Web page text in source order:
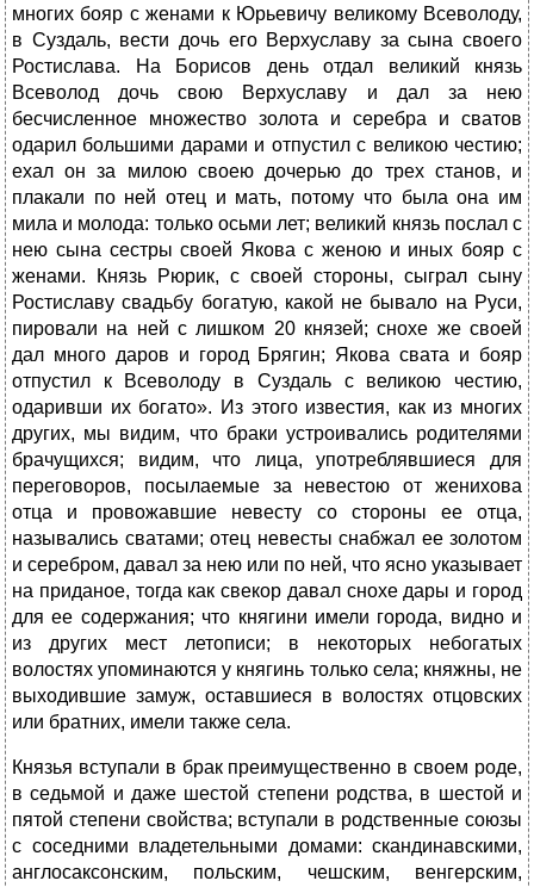
многих бояр с женами к Юрьевичу великому Всеволоду,
в Суздаль, вести дочь его Верхуславу за сына своего
Ростислава. На Борисов день отдал великий князь
Всеволод дочь свою Верхуславу и дал за нею
бесчисленное множество золота и серебра и сватов
одарил большими дарами и отпустил с великою честию;
ехал он за милою своею дочерью до трех станов, и
плакали по ней отец и мать, потому что была она им
мила и молода: только осьми лет; великий князь послал с
нею сына сестры своей Якова с женою и иных бояр с
женами. Князь Рюрик, с своей стороны, сыграл сыну
Ростиславу свадьбу богатую, какой не бывало на Руси,
пировали на ней с лишком 20 князей; снохе же своей
дал много даров и город Брягин; Якова свата и бояр
отпустил к Всеволоду в Суздаль с великою честию,
одаривши их богато». Из этого известия, как из многих
других, мы видим, что браки устроивались родителями
брачущихся; видим, что лица, употреблявшиеся для
переговоров, посылаемые за невестою от женихова
отца и провожавшие невесту со стороны ее отца,
назывались сватами; отец невесты снабжал ее золотом
и серебром, давал за нею или по ней, что ясно указывает
на приданое, тогда как свекор давал снохе дары и город
для ее содержания; что княгини имели города, видно и
из других мест летописи; в некоторых небогатых
волостях упоминаются у княгинь только села; княжны, не
выходившие замуж, оставшиеся в волостях отцовских
или братних, имели также села.
Князья вступали в брак преимущественно в своем роде,
в седьмой и даже шестой степени родства, в шестой и
пятой степени свойства; вступали в родственные союзы
с соседними владетельными домами: скандинавскими,
англосаксонским, польским, чешским, венгерским,